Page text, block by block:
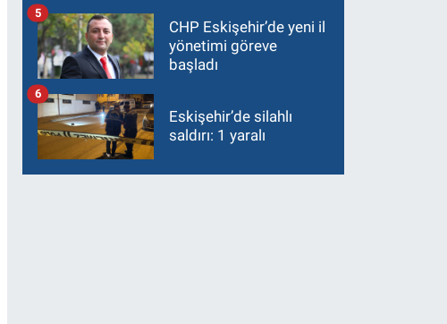
CHP Eskişehir’de yeni il
yönetimi göreve
başladı
5
Eskişehir’de silahlı
saldırı: 1 yaralı
6